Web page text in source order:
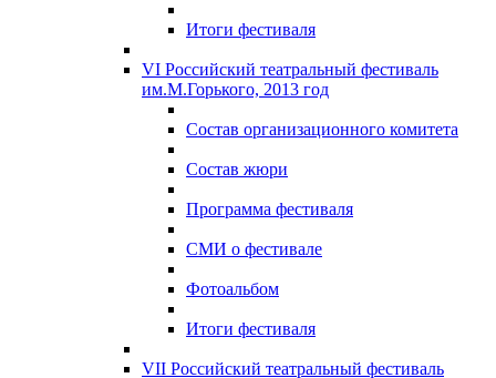
Итоги фестиваля
VI Российский театральный фестиваль
им.М.Горького, 2013 год
Состав организационного комитета
Состав жюри
Программа фестиваля
СМИ о фестивале
Фотоальбом
Итоги фестиваля
VII Российский театральный фестиваль